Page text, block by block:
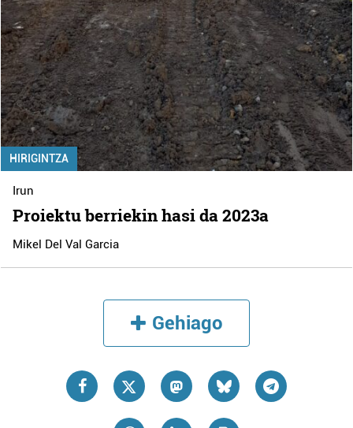
HIRIGINTZA
Irun
Proiektu berriekin hasi da 2023a
Mikel Del Val Garcia
Gehiago